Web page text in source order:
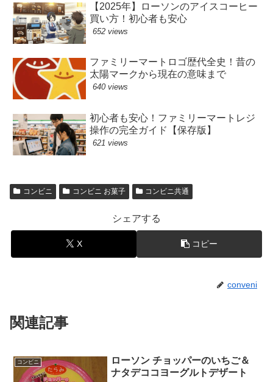
【2025年】ローソンのアイスコーヒー
買い方！初心者も安心
652 views
ファミリーマートロゴ歴代全史！昔の
太陽マークから現在の意味まで
640 views
初心者も安心！ファミリーマートレジ
操作の完全ガイド【保存版】
621 views
コンビニ コンビニ お菓子 コンビニ共通
シェアする
X コピー
conveni
関連記事
コンビニ
ローソン チョッパーのいちご＆
ナタデココヨーグルトデザート